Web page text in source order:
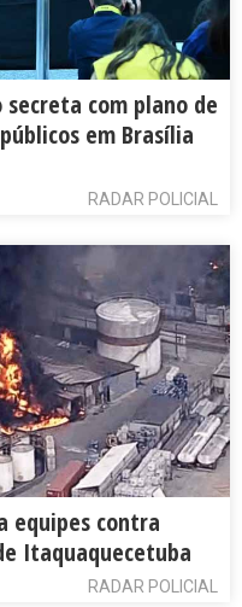
com plano de
em Brasília
RADAR POLICIAL
equipes contra
Itaquaquecetuba
RADAR POLICIAL